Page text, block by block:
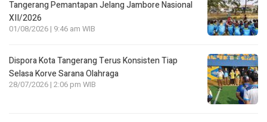
Tangerang Pemantapan Jelang Jambore Nasional
XII/2026
01/08/2026 | 9:46 am WIB
Dispora Kota Tangerang Terus Konsisten Tiap
Selasa Korve Sarana Olahraga
28/07/2026 | 2:06 pm WIB